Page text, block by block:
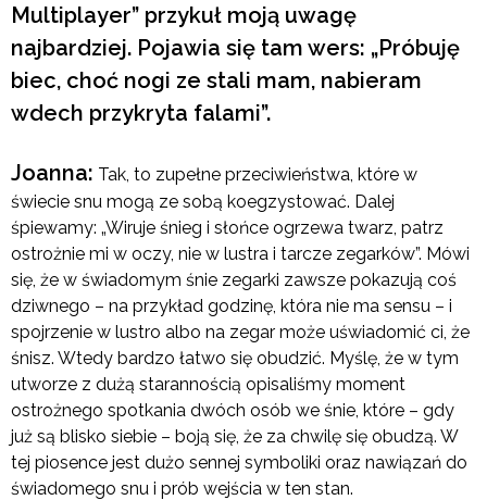
Multiplayer” przykuł moją uwagę
najbardziej. Pojawia się tam wers: „Próbuję
biec, choć nogi ze stali mam, nabieram
wdech przykryta falami”.
Joanna: Tak, to zupełne przeciwieństwa, które w
świecie snu mogą ze sobą koegzystować. Dalej
śpiewamy: „Wiruje śnieg i słońce ogrzewa twarz, patrz
ostrożnie mi w oczy, nie w lustra i tarcze zegarków”. Mówi
się, że w świadomym śnie zegarki zawsze pokazują coś
dziwnego – na przykład godzinę, która nie ma sensu – i
spojrzenie w lustro albo na zegar może uświadomić ci, że
śnisz. Wtedy bardzo łatwo się obudzić. Myślę, że w tym
utworze z dużą starannością opisaliśmy moment
ostrożnego spotkania dwóch osób we śnie, które – gdy
już są blisko siebie – boją się, że za chwilę się obudzą. W
tej piosence jest dużo sennej symboliki oraz nawiązań do
świadomego snu i prób wejścia w ten stan.